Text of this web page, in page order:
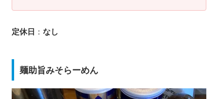
定休日 ： なし
麺助旨みそらーめん